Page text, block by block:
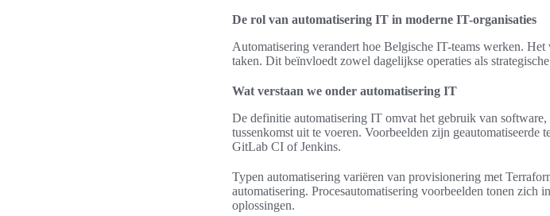
De rol van automatisering IT in moderne IT-organisaties
Automatisering verandert hoe Belgische IT-teams werken.
taken. Dit beïnvloedt zowel dagelijkse operaties als
Wat verstaan we onder automatisering IT
De definitie automatisering IT omvat het gebruik van
tussenkomst uit te voeren. Voorbeelden zijn
GitLab CI of Jenkins.
Typen automatisering variëren van provisionering met
automatisering. Procesautomatisering voorbeelden tonen
oplossingen.